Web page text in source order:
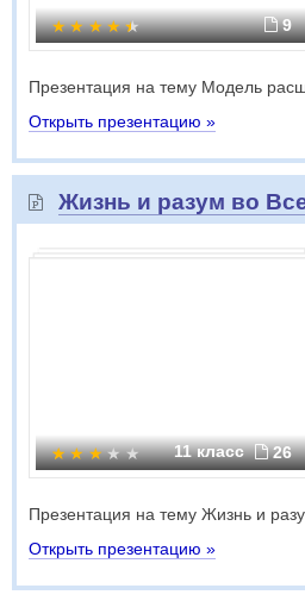
9
Презентация на тему Модель
Открыть презентацию »
Жизнь и разум во
11 класс 26
Презентация на тему Жизнь и
Открыть презентацию »